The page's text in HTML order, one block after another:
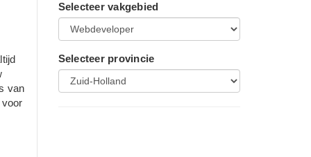
van
Selecteer vakgebied
Selecteer provincie